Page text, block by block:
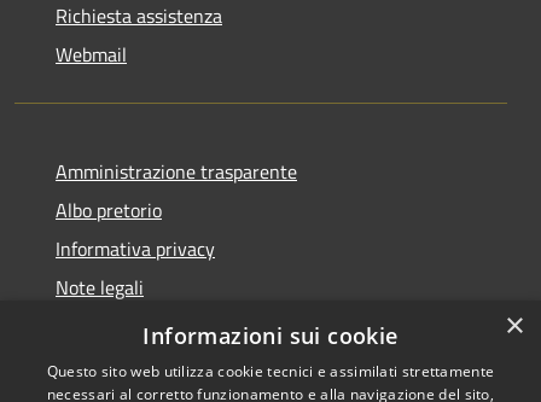
Richiesta assistenza
Webmail
Amministrazione trasparente
Albo pretorio
Informativa privacy
Note legali
Dichiarazione di accessibilità
×
Informazioni sui cookie
Questo sito web utilizza cookie tecnici e assimilati strettamente
necessari al corretto funzionamento e alla navigazione del sito,